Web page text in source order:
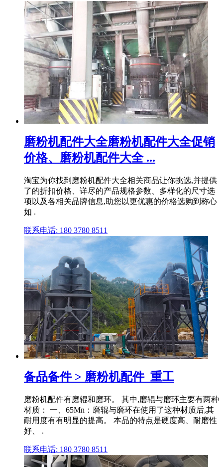
磨粉机配件大全磨粉机配件大全促销
价格、磨粉机配件大全 ...
淘宝为你找到磨粉机配件大全相关商品让你挑选,并提供
了的折扣价格、详尽的产品规格参数、多样化的尺寸选
项以及各相关品牌信息,助您以更优惠的价格选购到称心
如 .
联系电话: 180 3780 8511
备品备件 > 磨粉机配件_重工
磨粉机配件有磨辊和磨环。 其中,磨辊与磨环主要有两种
材质： 一、65Mn：磨辊与磨环在使用了这种材质后,其
耐用度有有明显的提高。 本品的特点是硬度高、耐磨性
好、 .
联系电话: 180 3780 8511